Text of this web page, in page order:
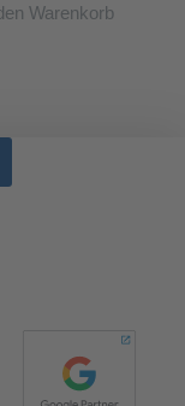
Warenkorb